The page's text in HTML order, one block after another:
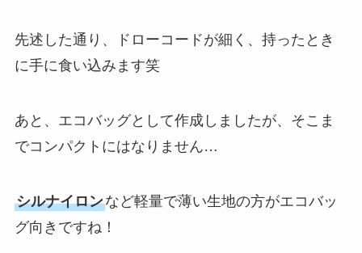
先述した通り、ドローコードが細く、持ったとき
に手に食い込みます笑
あと、エコバッグとして作成しましたが、そこま
でコンパクトにはなりません…
シルナイロンなど軽量で薄い生地の方がエコバッ
グ向きですね！